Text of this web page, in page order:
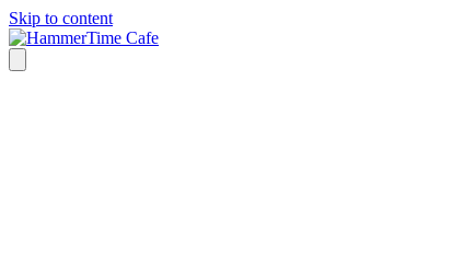
Skip to content